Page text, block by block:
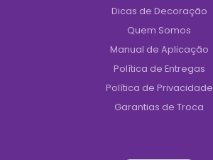
Dicas de Decoração
Quem Somos
Manual de Aplicação
Política de Entregas
Política de Privacidade
Garantias de Troca